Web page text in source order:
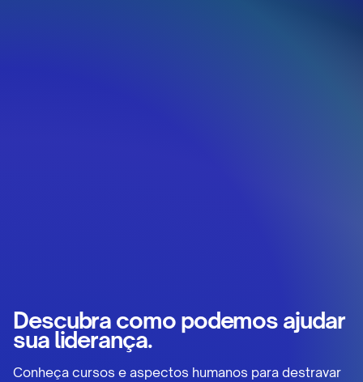
Descubra como podemos ajudar
sua liderança.
Conheça cursos e aspectos humanos para destravar